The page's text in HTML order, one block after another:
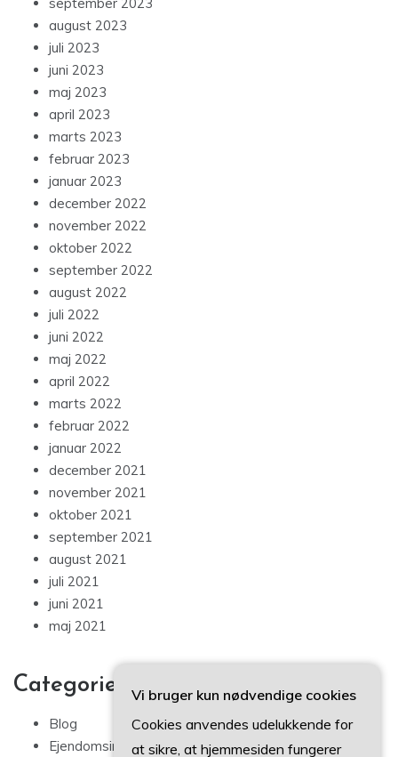
august 2023
juli 2023
juni 2023
maj 2023
april 2023
marts 2023
februar 2023
januar 2023
december 2022
november 2022
oktober 2022
september 2022
august 2022
juli 2022
juni 2022
maj 2022
april 2022
marts 2022
februar 2022
januar 2022
december 2021
november 2021
oktober 2021
september 2021
august 2021
juli 2021
juni 2021
maj 2021
Categories
Blog
Ejendomsinvestering
Vi bruger kun nødvendige cookies
Cookies anvendes udelukkende for
at sikre, at hjemmesiden fungerer